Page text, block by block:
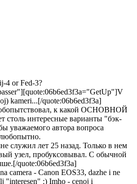
4 or Fed-3?
kameri...[/quote:06b6ed3f3a]
к какой ОСНОВНОЙ
столь интересные варианты "бэк-
уважаемого автора вопроса
служил лет 25 назад. Только в нем
узел, пробуксовывал. С обычной
quote:06b6ed3f3a]
camera - Canon EOS33, dazhe i ne
"interesen" :) Imho - cenoj i